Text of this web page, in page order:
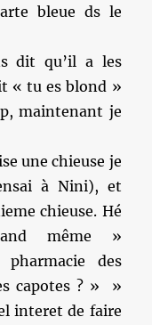
bleue ds le
dit qu’il a les
« tu es blond »
maintenant je
une chieuse je
à Nini), et
chieuse. Hé
même »
des
capotes ? » »
interet de faire